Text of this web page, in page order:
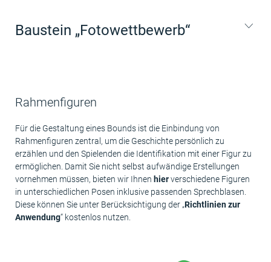
Baustein „Fotowettbewerb“
Rahmenfiguren
Für die Gestaltung eines Bounds ist die Einbindung von
Rahmenfiguren zentral, um die Geschichte persönlich zu
erzählen und den Spielenden die Identifikation mit einer Figur zu
ermöglichen. Damit Sie nicht selbst aufwändige Erstellungen
vornehmen müssen, bieten wir Ihnen hierverschiedene Figuren
in unterschiedlichen Posen inklusive passenden Sprechblasen.
Diese können Sie unter Berücksichtigung der „Richtlinien zur
Anwendung“ kostenlos nutzen.